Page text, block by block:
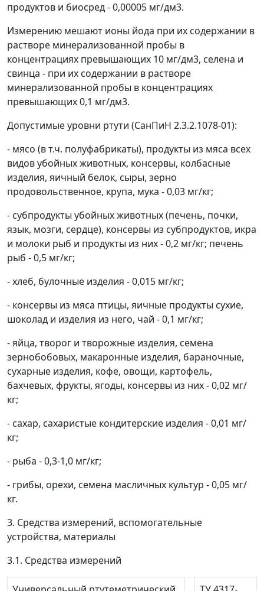
продуктов и биосред - 0,00005 мг/дм3.
Измерению мешают ионы йода при их содержании в
растворе минерализованной пробы в
концентрациях превышающих 10 мг/дм3, селена и
свинца - при их содержании в растворе
минерализованной пробы в концентрациях
превышающих 0,1 мг/дм3.
Допустимые уровни ртути (СанПиН 2.3.2.1078-01):
- мясо (в т.ч. полуфабрикаты), продукты из мяса всех
видов убойных животных, консервы, колбасные
изделия, яичный белок, сыры, зерно
продовольственное, крупа, мука - 0,03 мг/кг;
- субпродукты убойных животных (печень, почки,
язык, мозги, сердце), консервы из субпродуктов, икра
и молоки рыб и продукты из них - 0,2 мг/кг; печень
рыб - 0,5 мг/кг;
- хлеб, булочные изделия - 0,015 мг/кг;
- консервы из мяса птицы, яичные продукты сухие,
шоколад и изделия из него, чай - 0,1 мг/кг;
- яйца, творог и творожные изделия, семена
зернобобовых, макаронные изделия, бараночные,
сухарные изделия, кофе, овощи, картофель,
бахчевых, фрукты, ягоды, консервы из них - 0,02 мг/
кг;
- сахар, сахаристые кондитерские изделия - 0,01 мг/
кг;
- рыба - 0,3-1,0 мг/кг;
- грибы, орехи, семена масличных культур - 0,05 мг/
кг.
3. Средства измерений, вспомогательные
устройства, материалы
3.1. Средства измерений